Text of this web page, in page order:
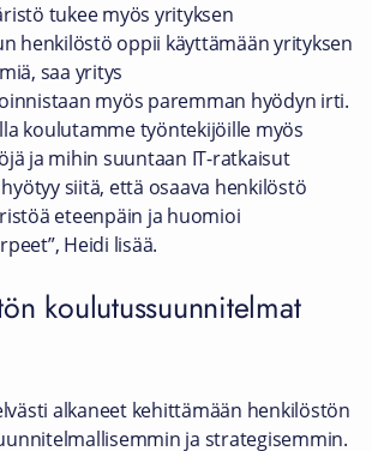
tukee myös yrityksen
henkilöstö oppii käyttämään yrityksen
saa yritys
myös paremman hyödyn irti.
koulutamme työntekijöille myös
ja mihin suuntaan IT-ratkaisut
siitä, että osaava henkilöstö
eteenpäin ja huomioi
Heidi lisää.
koulutussuunnitelmat
alkaneet kehittämään henkilöstön
ja strategisemmin.